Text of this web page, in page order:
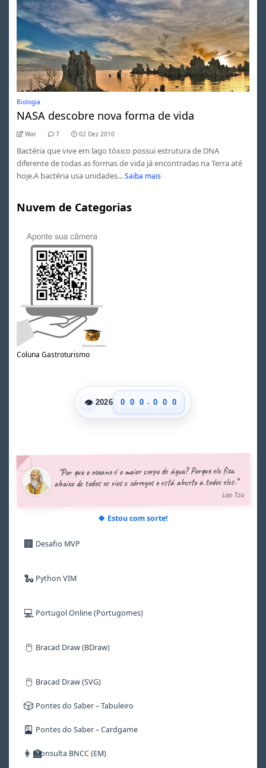
Biologia
NASA descobre nova forma de vida
War 7 02 Dez 2010
Bactéria que vive em lago tóxico possui estrutura de DNA
diferente de todas as formas de vida já encontradas na Terra até
hoje.A bactéria usa unidades... Saiba mais
Nuvem de Categorias
Coluna Gastroturismo
👁 2026
0
1
6
7
0
1
6
7
0
1
6
7
. 0
1
6
7
0
1
6
7
0
1
6
7
“Por que o oceano é o maior corpo de água? Porque ele fica
abaixo de todos os rios e córregos e está aberto a todos eles.”
Lao Tzu
🍀 Estou com sorte!
🏢 Desafio MVP
🐍 Python VIM
💻 Portugol Online (Portugomes)
🖱️ Bracad Draw (BDraw)
🖱️ Bracad Draw (SVG)
🎲 Pontes do Saber – Tabuleiro
🎴 Pontes do Saber – Cardgame
👩‍🏫Consulta BNCC (EM)